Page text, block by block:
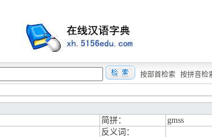
按部首检索 按拼音检
简拼：
gmss
反义词：